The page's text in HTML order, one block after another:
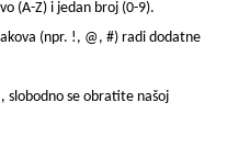
(A-Z) i jedan broj (0-9).
(npr. !, @, #) radi dodatne
slobodno se obratite našoj